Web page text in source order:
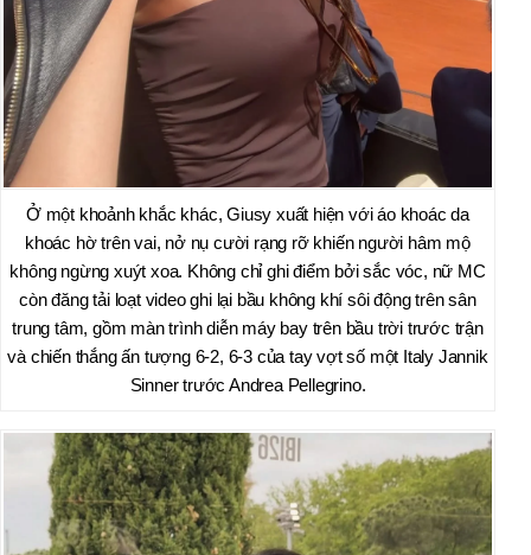
Ở một khoảnh khắc khác, Giusy xuất hiện với áo khoác da
khoác hờ trên vai, nở nụ cười rạng rỡ khiến người hâm mộ
không ngừng xuýt xoa. Không chỉ ghi điểm bởi sắc vóc, nữ MC
còn đăng tải loạt video ghi lại bầu không khí sôi động trên sân
trung tâm, gồm màn trình diễn máy bay trên bầu trời trước trận
và chiến thắng ấn tượng 6-2, 6-3 của tay vợt số một Italy Jannik
Sinner trước Andrea Pellegrino.